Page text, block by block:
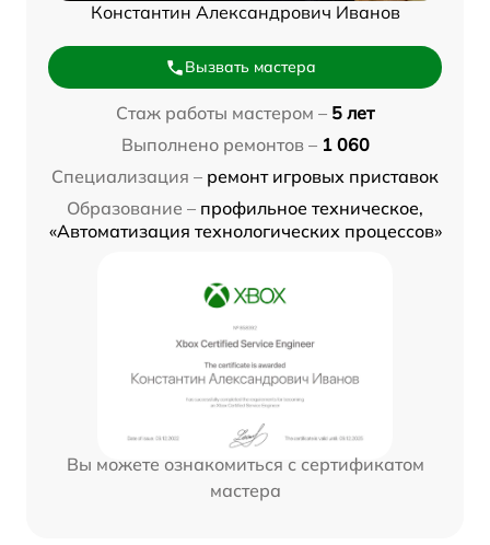
Константин Александрович Иванов
Вызвать мастера
Стаж работы мастером – 5 лет
Выполнено ремонтов – 1 060
Специализация – ремонт игровых приставок
Образование – профильное техническое,
«Автоматизация технологических процессов»
Вы можете ознакомиться с сертификатом
мастера